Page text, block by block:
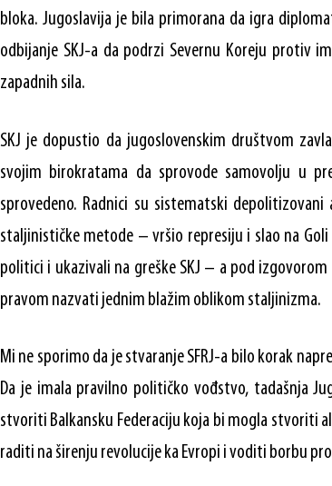
bloka. Jugoslavija je bila primorana da igra
odbijanje SKJ-a da podrzi Severnu Koreju protiv
zapadnih sila.
SKJ je dopustio da jugoslovenskim društvom
svojim birokratama da sprovode samovolju u
sprovedeno. Radnici su sistematski
staljinističke metode – vršio represiju i slao na
politici i ukazivali na greške SKJ – a pod
pravom nazvati jednim blažim oblikom staljinizma.
Mi ne sporimo da je stvaranje SFRJ-a bilo korak
Da je imala pravilno političko vođstvo, tadašnja
stvoriti Balkansku Federaciju koja bi mogla stvoriti
raditi na širenju revolucije ka Evropi i voditi borbu